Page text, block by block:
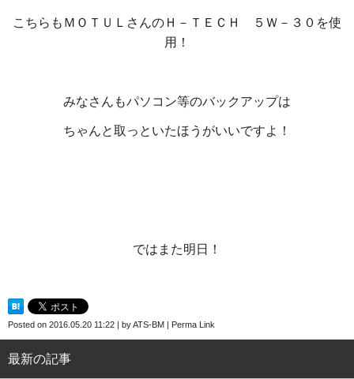
こちらもＭＯＴＵＬさんのＨ－ＴＥＣＨ ５Ｗ－３０を使
用！
みなさんもパソコン等のバックアップは
ちゃんと取っといたほうがいいですよ！
ではまた明日！
Posted on 2016.05.20 11:22 byATS-BM Perma Link
最新の記事